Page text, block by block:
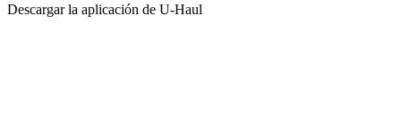
Descargar la aplicación de U-Haul